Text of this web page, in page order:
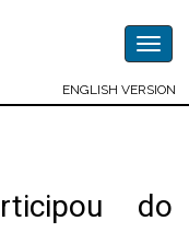
ENGLISH VERSION
do